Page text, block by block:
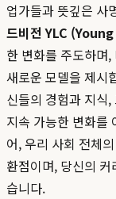
업가들과 뜻깊은 사
드비전 YLC
한 변화를 주도하며
새로운 모델을 제시
신들의 경험과 지식
지속 가능한 변화를
어, 우리 사회 전체의
환점이며, 당신의
습니다.